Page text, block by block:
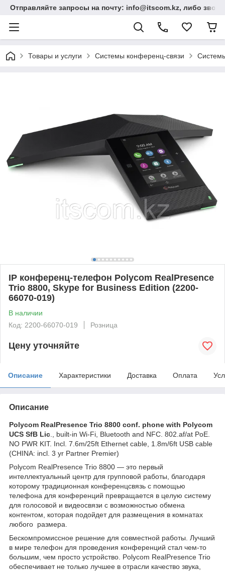
Отправляйте запросы на почту: info@itscom.kz, либо
Товары и услуги Системы конференц-связи
IP конференц-телефон Polycom RealPresence
Trio 8800, Skype for Business Edition (2200-
66070-019)
В наличии
Код: 2200-66070-019
Розница
Цену уточняйте
Описание Характеристики Доставка Оплата
Описание
Polycom RealPresence Trio 8800 conf. phone with Polycom
UCS SfB Lic ., built-in Wi-Fi, Bluetooth and NFC. 802.af/at PoE.
NO PWR KIT. Incl. 7.6m/25ft Ethernet cable, 1.8m/6ft USB cable
(CHINA: incl. 3 yr Partner Premier)
Polycom RealPresence Trio 8800 — это первый
интеллектуальный центр для групповой работы, благодаря
которому традиционная конференцсвязь с помощью
телефона для конференций превращается в целую систему
для голосовой и видеосвязи с возможностью обмена
контентом, которая подойдет для размещения в комнатах
любого размера.
Бескомпромиссное решение для совместной работы. Лучший
в мире телефон для проведения конференций стал чем-то
большим, чем просто устройство. Polycom RealPresence Trio
обеспечивает не только лучшее в отрасли качество звука,